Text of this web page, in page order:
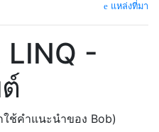
แหล่งที่มา
LINQ -
ใช้คำแนะนำของ Bob)